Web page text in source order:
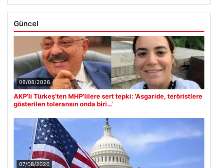
Güncel
08/08/2026
AKP’li Türkeş’ten MHP’lilere sert tepki: ‘Asgaride, teröristlere
gösterilen toleransın onda biri…’
07/08/2026